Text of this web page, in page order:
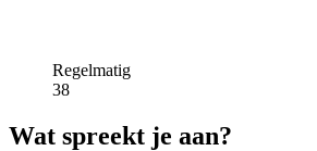
Regelmatig
38
Wat spreekt je aan?